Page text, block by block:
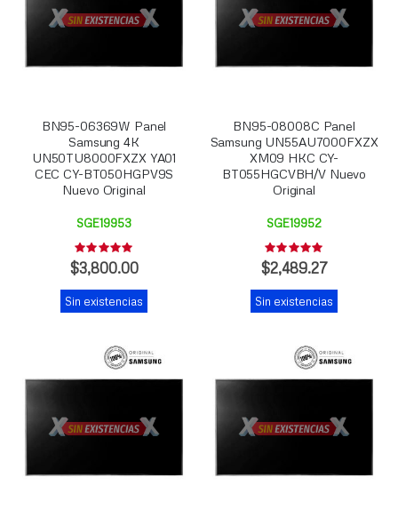
BN95-06369W Panel
Samsung 4K
UN50TU8000FXZX YA01
CEC CY-BT050HGPV9S
Nuevo Original
SGE19953
Rating:
0%
$3,800.00
Sin existencias
BN95-08008C Panel
Samsung UN55AU7000FXZX
XM09 HKC CY-
BT055HGCVBH/V Nuevo
Original
SGE19952
Rating:
0%
$2,489.27
Sin existencias